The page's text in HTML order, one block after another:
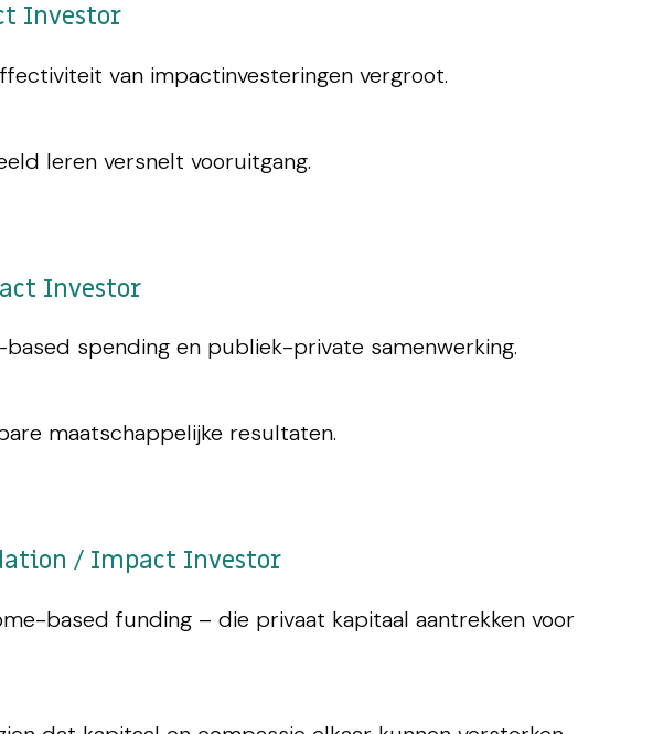
Investor
van impactinvesteringen vergroot.
leren versnelt vooruitgang.
Investor
spending en publiek-private samenwerking.
maatschappelijke resultaten.
/ Impact Investor
based funding – die privaat kapitaal aantrekken voor